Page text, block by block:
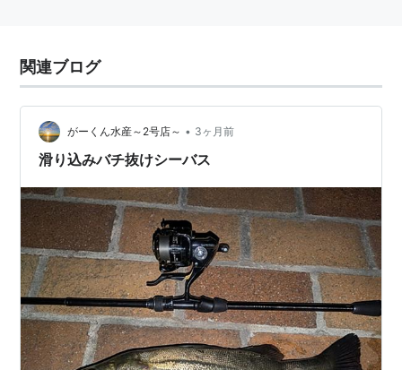
関連ブログ
がーくん水産～2号店～ • 3ヶ月前
滑り込みバチ抜けシーバス